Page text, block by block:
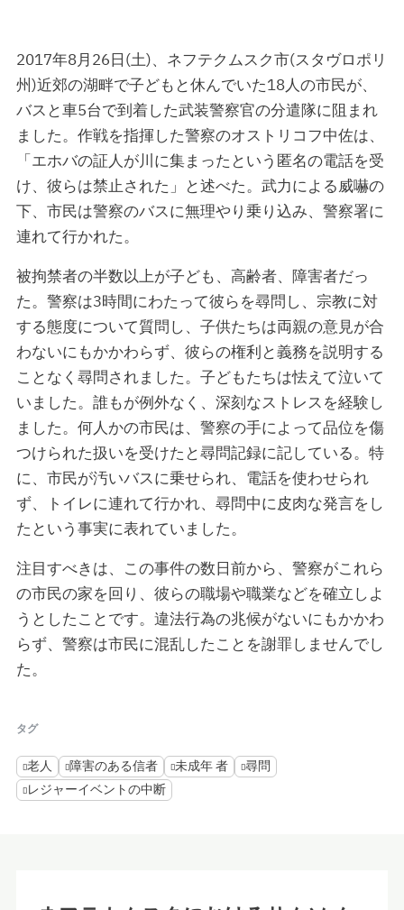
2017年8月26日(土)、ネフテクムスク市(スタヴロポリ
州)近郊の湖畔で子どもと休んでいた18人の市民が、
バスと車5台で到着した武装警察官の分遣隊に阻まれ
ました。作戦を指揮した警察のオストリコフ中佐は、
「エホバの証人が川に集まったという匿名の電話を受
け、彼らは禁止された」と述べた。武力による威嚇の
下、市民は警察のバスに無理やり乗り込み、警察署に
連れて行かれた。
被拘禁者の半数以上が子ども、高齢者、障害者だっ
た。警察は3時間にわたって彼らを尋問し、宗教に対
する態度について質問し、子供たちは両親の意見が合
わないにもかかわらず、彼らの権利と義務を説明する
ことなく尋問されました。子どもたちは怯えて泣いて
いました。誰もが例外なく、深刻なストレスを経験し
ました。何人かの市民は、警察の手によって品位を傷
つけられた扱いを受けたと尋問記録に記している。特
に、市民が汚いバスに乗せられ、電話を使わせられ
ず、トイレに連れて行かれ、尋問中に皮肉な発言をし
たという事実に表れていました。
注目すべきは、この事件の数日前から、警察がこれら
の市民の家を回り、彼らの職場や職業などを確立しよ
うとしたことです。違法行為の兆候がないにもかかわ
らず、警察は市民に混乱したことを謝罪しませんでし
た。
タグ
老人 障害のある信者 未成年 者
尋問
レジャーイベントの中断